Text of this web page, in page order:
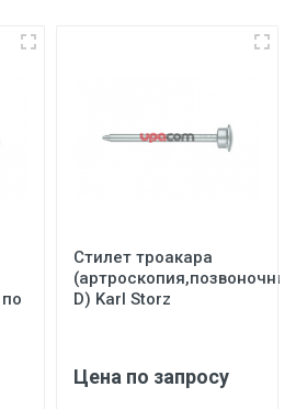
Стилет троакара
D) Karl Storz
Цена по запросу